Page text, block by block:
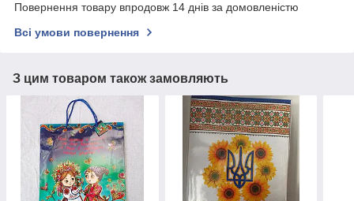
Повернення товару впродовж 14 днів за домовленістю
Всі умови повернення
З цим товаром також замовляють